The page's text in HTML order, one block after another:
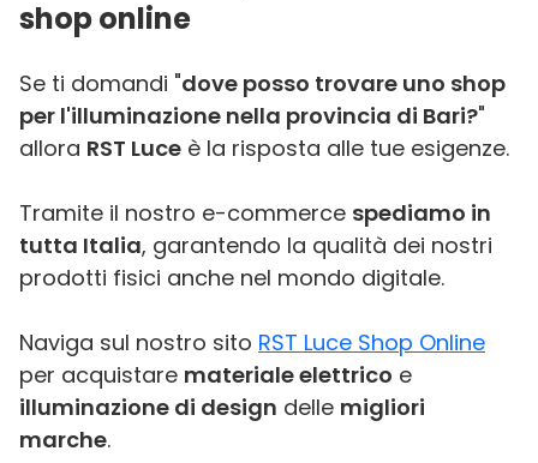
shop online
Se ti domandi "dove posso trovare uno shop
per l'illuminazione nella provincia di Bari?"
allora RST Luce è la risposta alle tue esigenze.
Tramite il nostro e-commerce spediamo in
tutta Italia, garantendo la qualità dei nostri
prodotti fisici anche nel mondo digitale.
Naviga sul nostro sito RST Luce Shop Online
per acquistare materiale elettrico e
illuminazione di design delle migliori
marche.